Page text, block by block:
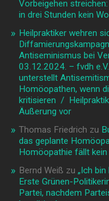
Vorbeigehen
in drei Stunden kein
Heilpraktiker wehren
Antiseminismus bei
03.12.2024. – fvdh e.V.
unterstellt
Homöopathen, wenn
kritisieren /
Äußerung vor
Thomas Friedrich zu
das geplante
Homöopathie fällt kein
Bernd Weiß zu „Ich
Erste Grünen-
Partei, nachdem